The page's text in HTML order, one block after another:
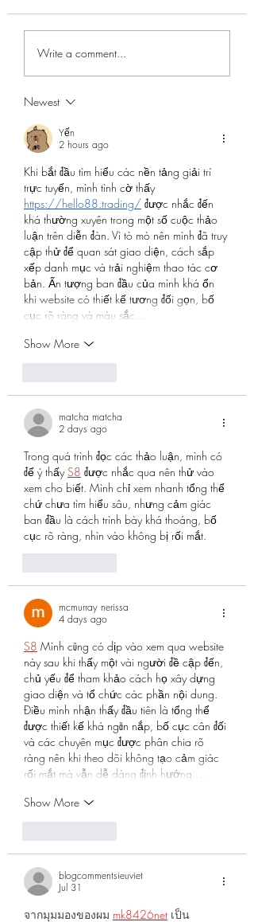
Blacksmith Shop
Write a comment...
Newest
Yến
2 hours ago
Khi bắt đầu tìm hiểu các nền tảng giải trí
trực tuyến, mình tình cờ thấy
https://hello88.trading/ được nhắc đến
khá thường xuyên trong một số cuộc thảo
luận trên diễn đàn. Vì tò mò nên mình đã truy
cập thử để quan sát giao diện, cách sắp
xếp danh mục và trải nghiệm thao tác cơ
bản. Ấn tượng ban đầu của mình khá ổn
khi website có thiết kế tương đối gọn, bố
cục rõ ràng và màu sắc…
Show More
matcha matcha
2 days ago
Trong quá trình đọc các thảo luận, mình có
để ý thấy S8 được nhắc qua nên thử vào
xem cho biết. Mình chỉ xem nhanh tổng thể
chứ chưa tìm hiểu sâu, nhưng cảm giác
ban đầu là cách trình bày khá thoáng, bố
cục rõ ràng, nhìn vào không bị rối mắt.
mcmurray nerissa
4 days ago
S8 Mình cũng có dịp vào xem qua website
này sau khi thấy một vài người đề cập đến,
chủ yếu để tham khảo cách họ xây dựng
giao diện và tổ chức các phần nội dung.
Điều mình nhận thấy đầu tiên là tổng thể
được thiết kế khá ngăn nắp, bố cục cân đối
và các chuyên mục được phân chia rõ
ràng nên khi theo dõi không tạo cảm giác
rối mắt mà vẫn dễ dàng định hướng.…
Show More
blogcommentsieuviet
Jul 31
จากมุมมองของผม mk8426net เป็น